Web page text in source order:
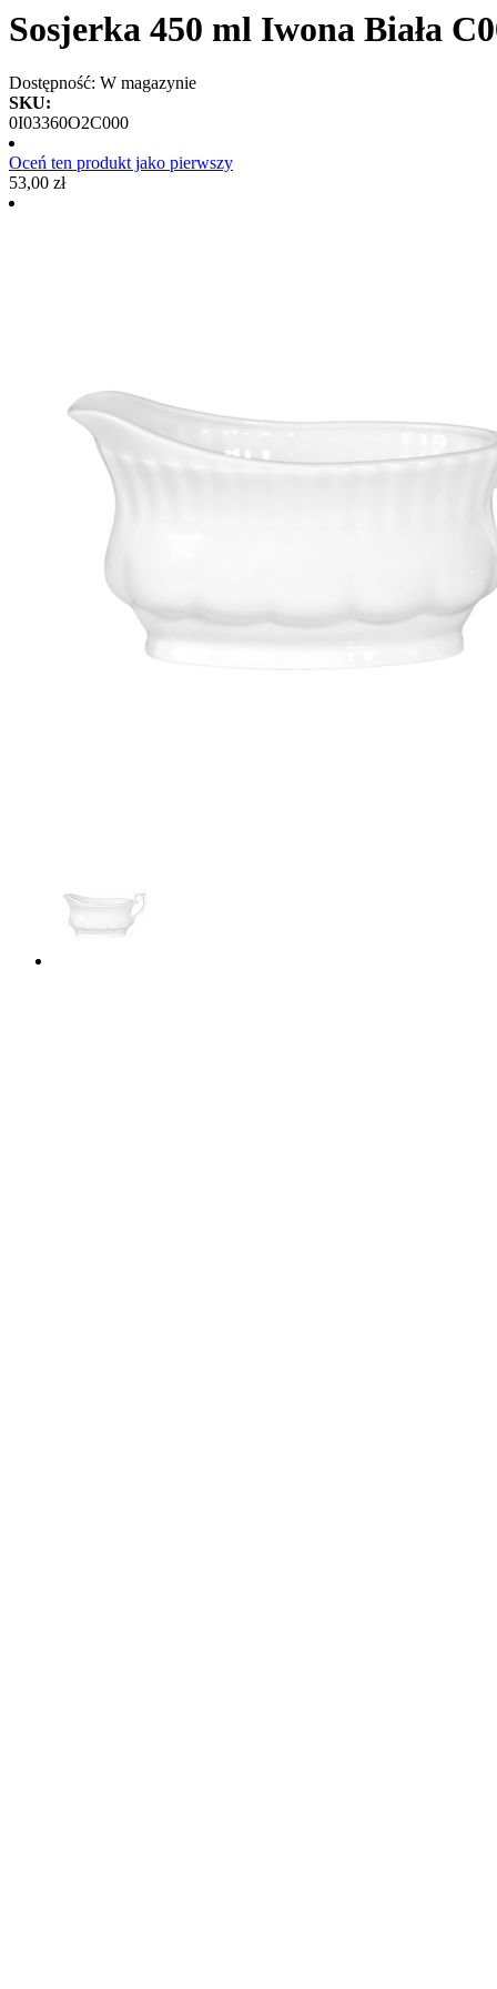
Sosjerka 450 ml Iwona Biała
Dostępność: W magazynie
SKU:
0I03360O2C000
Oceń ten produkt jako pierwszy
53,00 zł